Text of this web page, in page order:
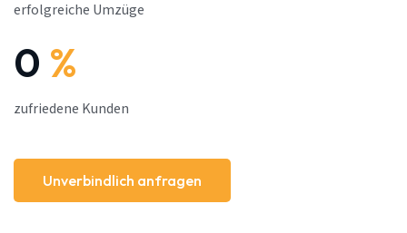
erfolgreiche Umzüge
0 %
zufriedene Kunden
Unverbindlich anfragen